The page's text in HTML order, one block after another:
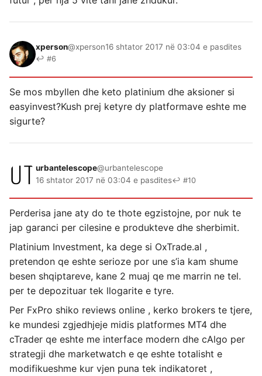
xperson@xperson16 shtator 2017 në 03:04 e pasdites
↩ #6
Se mos mbyllen dhe keto platinium dhe aksioner si
easyinvest?Kush prej ketyre dy platformave eshte me
sigurte?
urbantelescope@urbantelescope
16 shtator 2017 në 03:04 e pasdites↩ #10
Perderisa jane aty do te thote egzistojne, por nuk te
jap garanci per cilesine e produkteve dhe sherbimit.
Platinium Investment, ka dege si OxTrade.al ,
pretendon qe eshte serioze por une s’ia kam shume
besen shqiptareve, kane 2 muaj qe me marrin ne tel.
per te depozituar tek llogarite e tyre.
Per FxPro shiko reviews online , kerko brokers te tjere,
ke mundesi zgjedhjeje midis platformes MT4 dhe
cTrader qe eshte me interface modern dhe cAlgo per
strategji dhe marketwatch e qe eshte totalisht e
modifikueshme kur vjen puna tek indikatoret ,